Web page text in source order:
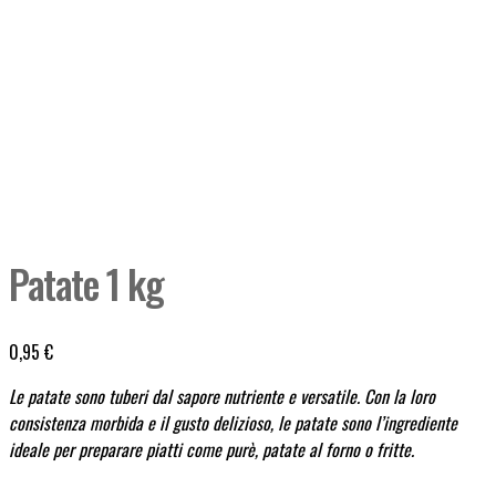
Patate 1 kg
0,95 €
Le patate sono tuberi dal sapore nutriente e versatile. Con la loro
consistenza morbida e il gusto delizioso, le patate sono l’ingrediente
ideale per preparare piatti come purè, patate al forno o fritte.